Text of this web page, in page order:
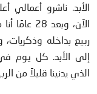
الأبد. ناشرو أعمالي
الآن،
ربيع بداخله
إلى الأبد. كل يوم في
الذي يدنينا قليلاً من